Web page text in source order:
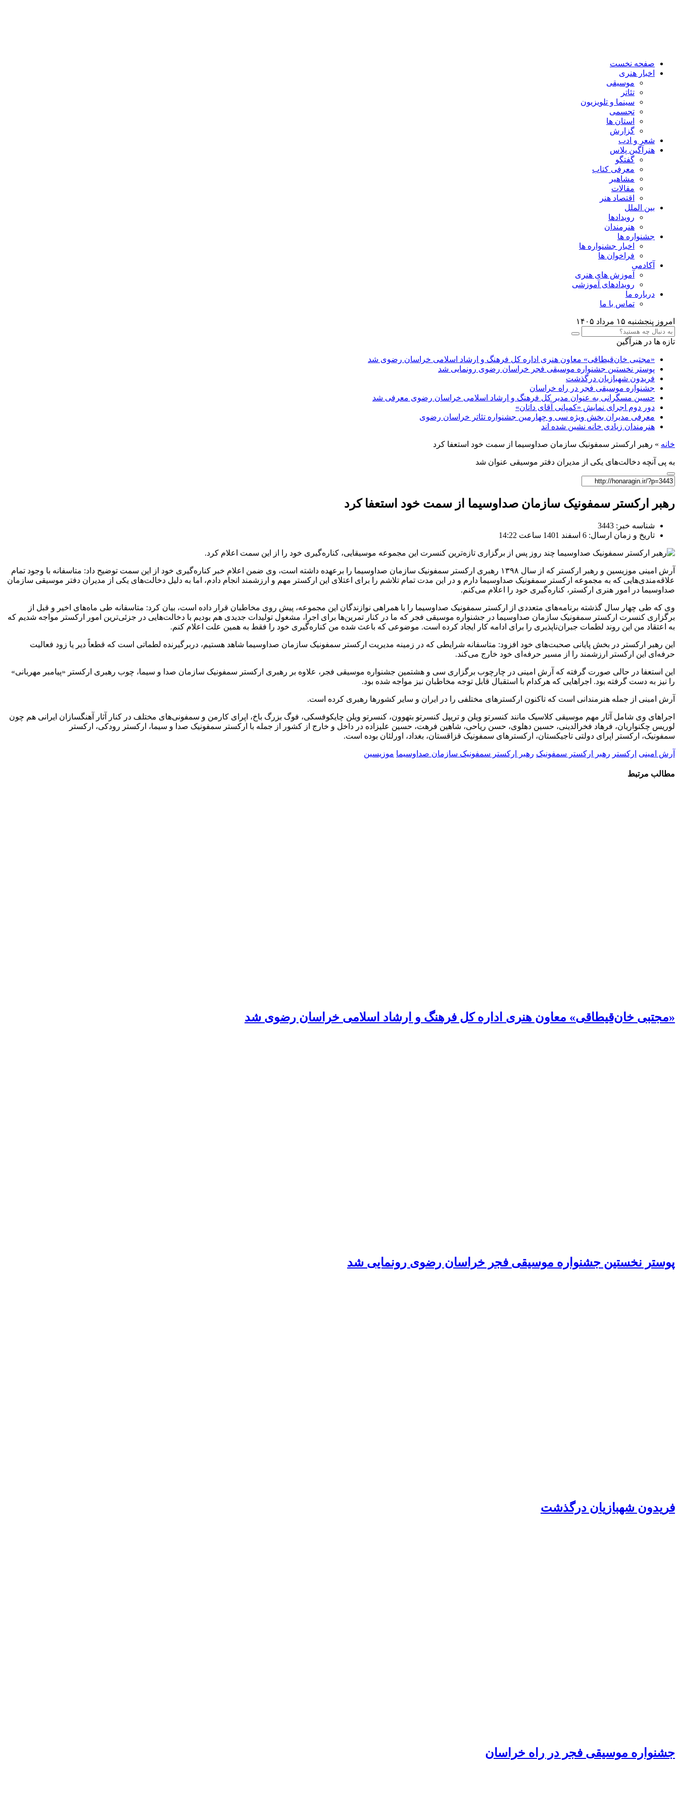
صفحه نخست
اخبار هنری
موسیقی
تئاتر
سینما و تلویزیون
تجسمی
استان ها
گزارش
شعر و ادب
هنرآگین پلاس
گفتگو
معرفی کتاب
مشاهیر
مقالات
اقتصاد هنر
بین الملل
رویدادها
هنرمندان
جشنواره ها
اخبار جشنواره ها
فراخوان ها
آکادمی
آموزش های هنری
رویدادهای آموزشی
درباره ما
تماس با ما
امروز پنجشنبه ۱۵ مرداد ۱۴۰۵
تازه ها در هنرآگین
«مجتبی خان‌قیطاقی» معاون هنری اداره کل فرهنگ و ارشاد اسلامی خراسان رضوی شد
پوستر نخستین جشنواره موسیقی فجر خراسان رضوی رونمایی شد
فریدون شهبازیان درگذشت
جشنواره موسیقی فجر در راه خراسان
حسین مسگرانی به عنوان مدیر کل فرهنگ و ارشاد اسلامی خراسان رضوی معرفی شد
دور دوم اجرای نمایش «کمپانی آقای داتان»
معرفی مدیران بخش ویژه سی و چهارمین جشنواره تئاتر خراسان رضوی
هنرمندان زیادی خانه نشین شده اند
خانه » رهبر ارکستر سمفونیک سازمان صداوسیما از سمت خود استعفا کرد
به پی آنچه دخالت‌های یکی از مدیران دفتر موسیقی عنوان شد
رهبر ارکستر سمفونیک سازمان صداوسیما از سمت خود استعفا کرد
شناسه خبر: 3443
تاریخ و زمان ارسال: 6 اسفند 1401 ساعت 14:22
آرش امینی موزیسین و رهبر ارکستر که از سال ۱۳۹۸ رهبری ارکستر سمفونیک سازمان صداوسیما را برعهده داشته است، وی ضمن اعلام خبر کناره‌گیری خود از این سمت توضیح داد: متاسفانه با وجود تمام
علاقه‌مندی‌هایی که به مجموعه ارکستر سمفونیک صداوسیما دارم و در این مدت تمام تلاشم را برای اعتلای این ارکستر مهم و ارزشمند انجام دادم، اما به دلیل دخالت‌های یکی از مدیران دفتر موسیقی سازمان
صداوسیما در امور هنری ارکستر، کناره‌گیری خود را اعلام می‌کنم.
وی که طی چهار سال گذشته برنامه‌های متعددی از ارکستر سمفونیک صداوسیما را با همراهی نوازندگان این مجموعه، پیش روی مخاطبان قرار داده است، بیان کرد: متاسفانه طی ماه‌های اخیر و قبل از
برگزاری کنسرت ارکستر سمفونیک سازمان صداوسیما در جشنواره موسیقی فجر که ما در کنار تمرین‌ها برای اجرا، مشغول تولیدات جدیدی هم بودیم با دخالت‌هایی در جزئی‌ترین امور ارکستر مواجه شدیم که
به اعتقاد من این روند لطمات جبران‌ناپذیری را برای ادامه کار ایجاد کرده است. موضوعی که باعث شده من کناره‌گیری خود را فقط به همین علت اعلام کنم.
این رهبر ارکستر در بخش پایانی صحبت‌های خود افزود: متاسفانه شرایطی که در زمینه مدیریت ارکستر سمفونیک سازمان صداوسیما شاهد هستیم، دربرگیرنده لطماتی است که قطعاً دیر یا زود فعالیت
حرفه‌ای این ارکستر ارزشمند را از مسیر حرفه‌ای خود خارج می‌کند.
این استعفا در حالی صورت گرفته که آرش امینی در چارچوب برگزاری سی و هشتمین جشنواره موسیقی فجر، علاوه بر رهبری ارکستر سمفونیک سازمان صدا و سیما، چوب رهبری ارکستر «پیامبر مهربانی»
را نیز به دست گرفته بود. اجراهایی که هرکدام با استقبال قابل توجه مخاطبان نیز مواجه شده بود.
آرش امینی از جمله هنرمندانی است که تاکنون ارکسترهای مختلفی را در ایران و سایر کشورها رهبری کرده است.
اجراهای وی شامل آثار مهم موسیقی کلاسیک مانند کنسرتو ویلن و تریپل کنسرتو بتهوون، کنسرتو ویلن چایکوفسکی، فوگ بزرگ باخ، اپرای کارمن و سمفونی‌های مختلف در کنار آثار آهنگسازان ایرانی هم چون
لوریس چکنواریان، فرهاد فخرالدینی، حسین دهلوی، حسن ریاحی، شاهین فرهت، حسین علیزاده در داخل و خارج از کشور از جمله با ارکستر سمفونیک صدا و سیما، ارکستر رودکی، ارکستر
سمفونیک، ارکستر اپرای دولتی تاجیکستان، ارکسترهای سمفونیک قزاقستان، بغداد، اورلئان بوده است.
آرش امینی ارکستر رهبر ارکستر سمفونیک رهبر ارکستر سمفونیک سازمان صداوسیما موزیسین
مطالب مرتبط
«مجتبی خان‌قیطاقی» معاون هنری اداره کل فرهنگ و ارشاد اسلامی خراسان رضوی شد
پوستر نخستین جشنواره موسیقی فجر خراسان رضوی رونمایی شد
فریدون شهبازیان درگذشت
جشنواره موسیقی فجر در راه خراسان